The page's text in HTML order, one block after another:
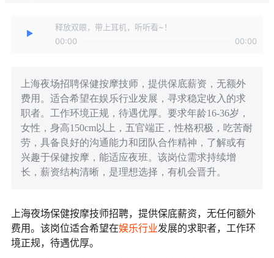
释放双眼，带上耳机，听听看~！
00:00
00:00
上海夜场招聘保健按摩技师，提供保底薪资，无额外
费用。适合希望在娱乐行业发展，寻求稳定收入的求
职者。工作环境正规，待遇优厚。要求年龄16-36岁，
女性，身高150cm以上，五官端正，性格积极，吃苦耐
劳，具备良好的沟通能力和团队合作精神，了解或有
兴趣于保健按摩，能适应夜班。该岗位需求持续增
长，薪资结构清晰，是理想选择，有机会晋升。
上海夜场保健按摩技师招聘，提供保底薪资，无任何额外
费用。该岗位适合希望在娱乐行业发展的求职者，工作环
境正规，待遇优厚。